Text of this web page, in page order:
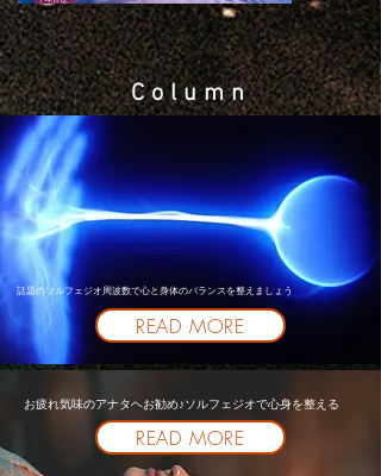
Column
話題のソルフェジオ周波数で心と身体のバランスを整えましょう
READ MORE
お疲れ気味のアナタヘお勧め♪ソルフェジオで心身を整える
READ MORE